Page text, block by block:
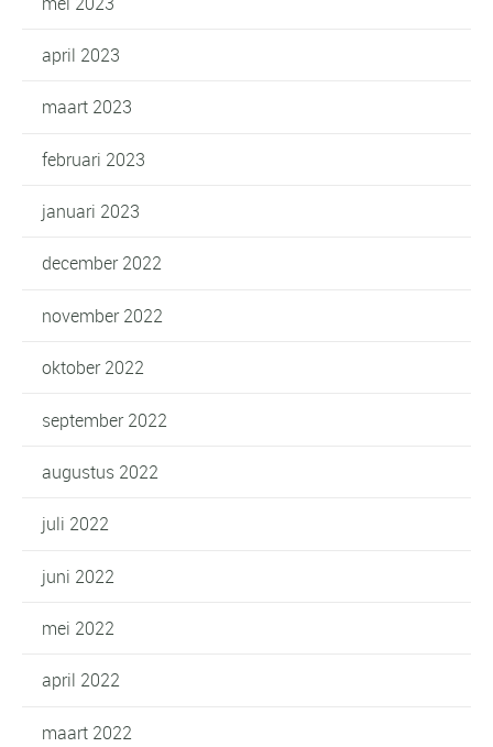
april 2023
maart 2023
februari 2023
januari 2023
december 2022
november 2022
oktober 2022
september 2022
augustus 2022
juli 2022
juni 2022
mei 2022
april 2022
maart 2022